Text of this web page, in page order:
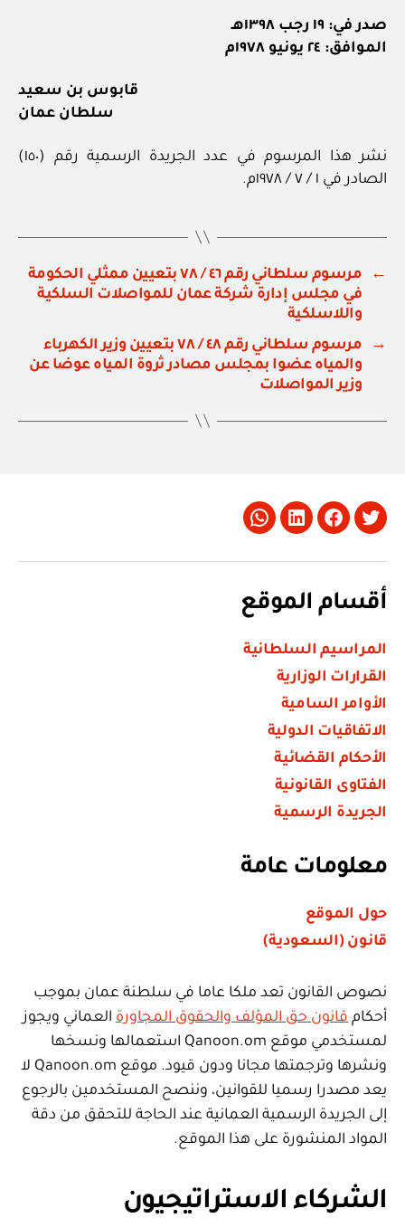
صدر في: ١٩ رجب ١٣٩٨هـ
الموافق: ٢٤ يونيو ١٩٧٨م
قابوس بن سعيد
سلطان عمان
نشر هذا المرسوم في عدد الجريدة الرسمية رقم (١٥٠)
الصادر في ١ / ٧ / ١٩٧٨م.
←
مرسوم سلطاني رقم ٤٦ / ٧٨ بتعيين ممثلي الحكومة
في مجلس إدارة شركة عمان للمواصلات السلكية
واللاسلكية
→
مرسوم سلطاني رقم ٤٨ / ٧٨ بتعيين وزير الكهرباء
والمياه عضوا بمجلس مصادر ثروة المياه عوضا عن
وزير المواصلات
Twitter
Facebook
LinkedIn
Whatsapp
أقسام الموقع
المراسيم السلطانية
القرارات الوزارية
الأوامر السامية
الاتفاقيات الدولية
الأحكام القضائية
الفتاوى القانونية
الجريدة الرسمية
معلومات عامة
حول الموقع
قانون (السعودية)
نصوص القانون تعد ملكا عاما في سلطنة عمان بموجب
أحكام قانون حق المؤلف والحقوق المجاورة العماني ويجوز
لمستخدمي موقع Qanoon.om استعمالها ونسخها
ونشرها وترجمتها مجانا ودون قيود. موقع Qanoon.om لا
يعد مصدرا رسميا للقوانين، وننصح المستخدمين بالرجوع
إلى الجريدة الرسمية العمانية عند الحاجة للتحقق من دقة
المواد المنشورة على هذا الموقع.
الشركاء الاستراتيجيون